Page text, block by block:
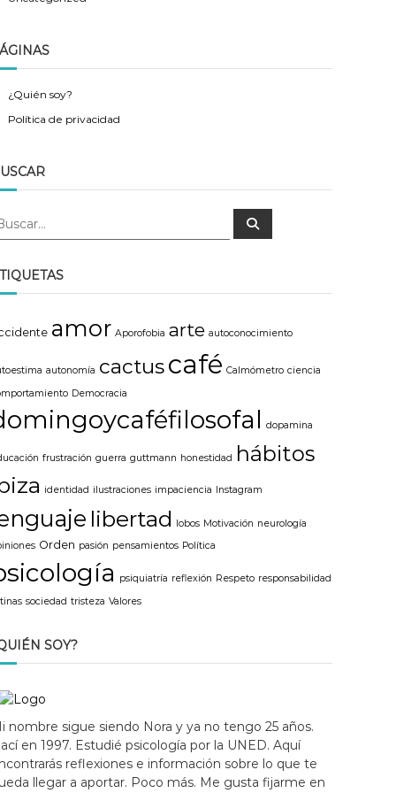
¿Quién soy?
Política de privacidad
B
amor Aporofobia arte autoconocimiento
autonomía cactuscafé Calmómetro ciencia
Democracia
dopamina
frustración guerra guttmann honestidad hábitos
identidad ilustraciones impaciencia Instagram
libertad lobos Motivación neurología
Orden pasión pensamientos Política
psiquiatría reflexión Respeto responsabilidad
sociedad tristeza Valores
SOY?
nombre sigue siendo Nora y ya no tengo 25 años.
en 1997. Estudié psicología por la UNED. Aquí
reflexiones e información sobre lo que te
llegar a aportar. Poco más. Me gusta fijarme en